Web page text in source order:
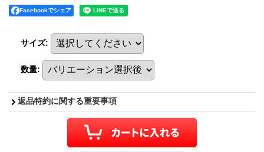
Facebookでシェア
サイズ:
数量:
返品特約に関する重要事項